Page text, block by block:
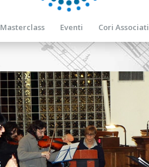
Masterclass Eventi Cori Associati